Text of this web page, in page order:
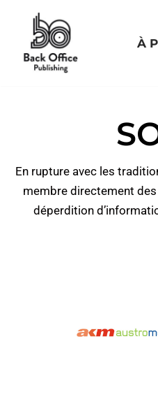
Aller
À
En rupture avec les
membre directement des
déperdition